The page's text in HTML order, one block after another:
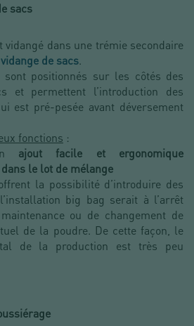
sacs
vidangé dans une trémie secondaire
de sacs.
sont positionnés sur les côtés des
et permettent l’introduction des
est pré-pesée avant déversement
fonctions :
ajout facile et ergonomique
le lot de mélange
la possibilité d’introduire des
big bag serait à l’arrêt
ou de changement de
de la poudre. De cette façon, le
de la production est très peu